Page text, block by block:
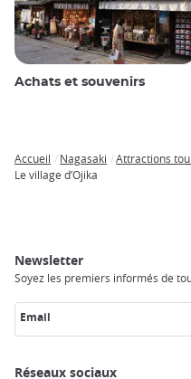
Achats et souvenirs
Breadcrumb
Accueil Nagasaki
Attractions
Le village d’Ojika
Newsletter
Soyez les premiers informés de
Email
Réseaux sociaux